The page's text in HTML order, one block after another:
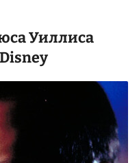
Уиллиса